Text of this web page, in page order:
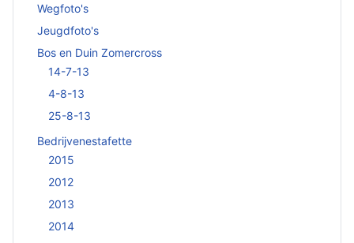
Wegfoto's
Jeugdfoto's
Bos en Duin Zomercross
14-7-13
4-8-13
25-8-13
Bedrijvenestafette
2015
2012
2013
2014